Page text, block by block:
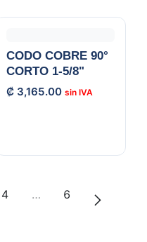
CODO COBRE 90°
CORTO 1-5/8"
₡ 3,165.00
4 … 6